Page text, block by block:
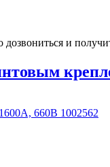
и
660В 1002562